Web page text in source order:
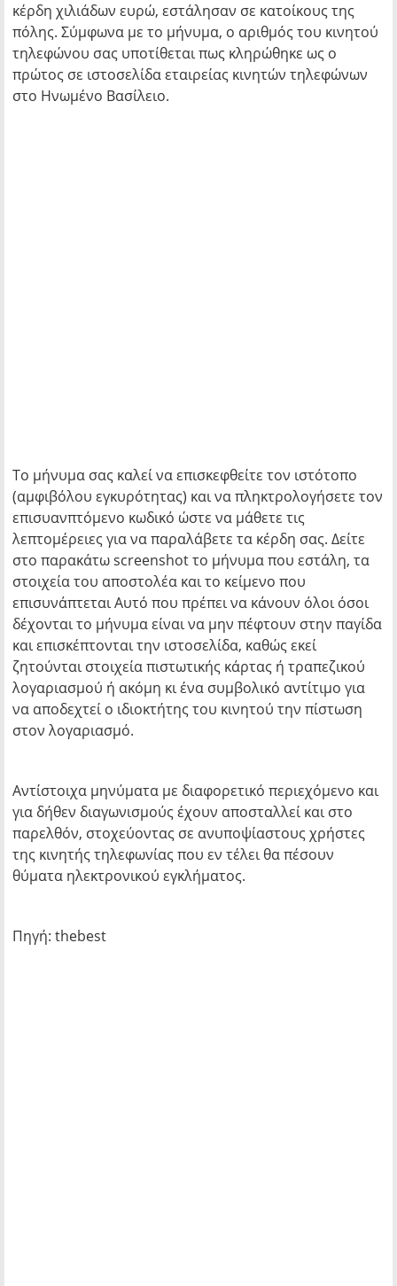
κέρδη χιλιάδων ευρώ, εστάλησαν σε κατοίκους της
πόλης. Σύμφωνα με το μήνυμα, ο αριθμός του κινητού
τηλεφώνου σας υποτίθεται πως κληρώθηκε ως ο
πρώτος σε ιστοσελίδα εταιρείας κινητών τηλεφώνων
στο Ηνωμένο Βασίλειο.
Το μήνυμα σας καλεί να επισκεφθείτε τον ιστότοπο
(αμφιβόλου εγκυρότητας) και να πληκτρολογήσετε τον
επισυανπτόμενο κωδικό ώστε να μάθετε τις
λεπτομέρειες για να παραλάβετε τα κέρδη σας. Δείτε
στο παρακάτω screenshot το μήνυμα που εστάλη, τα
στοιχεία του αποστολέα και το κείμενο που
επισυνάπτεται Αυτό που πρέπει να κάνουν όλοι όσοι
δέχονται το μήνυμα είναι να μην πέφτουν στην παγίδα
και επισκέπτονται την ιστοσελίδα, καθώς εκεί
ζητούνται στοιχεία πιστωτικής κάρτας ή τραπεζικού
λογαριασμού ή ακόμη κι ένα συμβολικό αντίτιμο για
να αποδεχτεί ο ιδιοκτήτης του κινητού την πίστωση
στον λογαριασμό.
Αντίστοιχα μηνύματα με διαφορετικό περιεχόμενο και
για δήθεν διαγωνισμούς έχουν αποσταλλεί και στο
παρελθόν, στοχεύοντας σε ανυποψίαστους χρήστες
της κινητής τηλεφωνίας που εν τέλει θα πέσουν
θύματα ηλεκτρονικού εγκλήματος.
Πηγή: thebest